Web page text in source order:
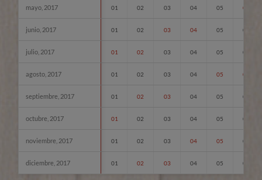
mayo, 2017
junio, 2017
julio, 2017
agosto, 2017
septiembre, 2017
octubre, 2017
noviembre, 2017
diciembre, 2017
01 02 03 04 05 06
01 02 03 04 05 06
01 02 03 04 05 06
01 02 03 04 05 06
01 02 03 04 05 06
01 02 03 04 05 06
01 02 03 04 05 06
01 02 03 04 05 06